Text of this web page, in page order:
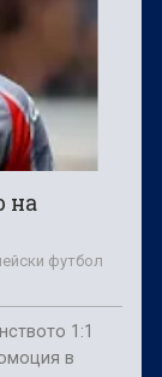
на
футбол
1:1
в